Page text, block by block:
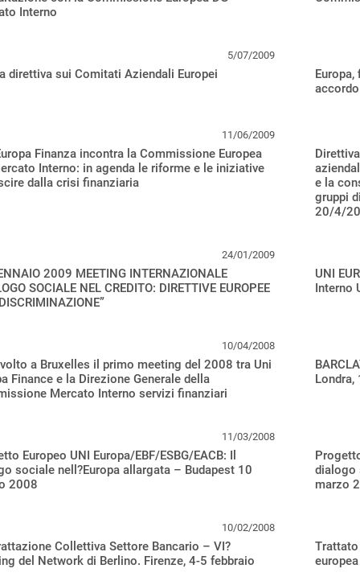
Interno
5/07/2009
direttiva sui Comitati Aziendali Europei
11/06/2009
Finanza incontra la Commissione Europea
Interno: in agenda le riforme e le iniziative
dalla crisi finanziaria
e la
gruppi
20/4/
24/01/2009
2009 MEETING INTERNAZIONALE
SOCIALE NEL CREDITO: DIRETTIVE EUROPEE
UNI
Interno
10/04/2008
a Bruxelles il primo meeting del 2008 tra Uni
Finance e la Direzione Generale della
Mercato Interno servizi finanziari
11/03/2008
Europeo UNI Europa/EBF/ESBG/EACB: Il
sociale nell?Europa allargata – Budapest 10
2008
dialogo
marzo
10/02/2008
Collettiva Settore Bancario – VI?
del Network di Berlino. Firenze, 4-5 febbraio